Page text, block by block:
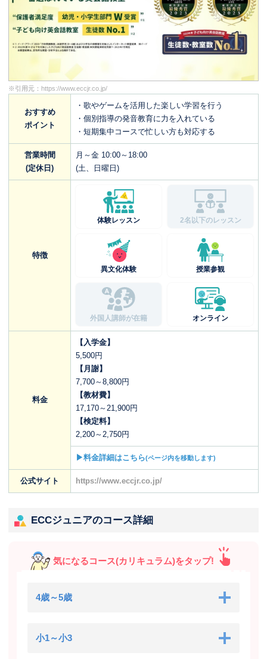
※引用元： https://www.eccjr.co.jp/
おすすめ
ポイント
・歌やゲームを活用した楽しい学習を行う
・個別指導の発音教育に力を入れている
・短期集中コースで忙しい方も対応する
営業時間
(定休日)
月～金 10:00～18:00
(土、日曜日)
特徴
体験レッスン 2名以下のレッスン
異文化体験 授業参観
外国人講師が在籍 オンライン
料金
【入学金】
5,500円
【月謝】
7,700～8,800円
【教材費】
17,170～21,900円
【検定料】
2,200～2,750円
▶料金詳細はこちら(ページ内を移動します)
公式サイト https://www.eccjr.co.jp/
ECCジュニアのコース詳細
気になるコース(カリキュラム)をタップ!
4歳～5歳
小1～小3